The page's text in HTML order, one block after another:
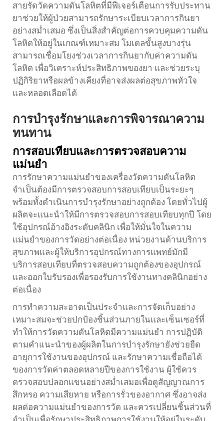
สายรัดวัดความดันโลหิตที่มีฟีเจอร์เตือนการรับประทาน
ยาช่วยให้ผู้ป่วยสามารถรักษาระเบียบเวลาการกินยา
อย่างสม่ำเสมอ ซึ่งเป็นสิ่งสำคัญต่อการควบคุมความดัน
โลหิตให้อยู่ในเกณฑ์เหมาะสม โมเดลขั้นสูงบางรุ่น
สามารถเชื่อมโยงช่วงเวลาการกินยากับค่าความดัน
โลหิต เพื่อวิเคราะห์ประสิทธิภาพของยา และช่วยระบุ
ปฏิกิริยาหรือผลข้างเคียงที่อาจส่งผลต่อสุขภาพหัวใจ
และหลอดเลือดได้
การบำรุงรักษาและการพิจารณาความ
ทนทาน
การสอบเทียบและการตรวจสอบความ
แม่นยำ
การรักษาความแม่นยำของเครื่องวัดความดันโลหิต
จำเป็นต้องมีการตรวจสอบการสอบเทียบเป็นระยะๆ
พร้อมทั้งดำเนินการบำรุงรักษาอย่างถูกต้อง โดยทั่วไปผู้
ผลิตจะแนะนำให้มีการตรวจสอบการสอบเทียบทุกปี โดย
ใช้อุปกรณ์อ้างอิงระดับคลินิก เพื่อให้มั่นใจในความ
แม่นยำของการวัดอย่างต่อเนื่อง หน่วยงานด้านบริการ
สุขภาพและผู้ให้บริการอุปกรณ์ทางการแพทย์มักมี
บริการสอบเทียบที่ตรวจสอบความถูกต้องของอุปกรณ์
และออกใบรับรองเพื่อรองรับการใช้งานทางคลินิกอย่าง
ต่อเนื่อง
การทำความสะอาดเป็นประจำและการจัดเก็บอย่าง
เหมาะสมจะช่วยปกป้องชิ้นส่วนภายในและเซ็นเซอร์ที่
ทำให้การวัดความดันโลหิตมีความแม่นยำ การปฏิบัติ
ตามคำแนะนำของผู้ผลิตในการบำรุงรักษายังช่วยยืด
อายุการใช้งานของอุปกรณ์ และรักษาความเชื่อถือได้
ของการวัดค่าตลอดหลายปีของการใช้งาน ผู้ใช้ควร
ตรวจสอบปลอกแขนอย่างสม่ำเสมอเพื่อดูสัญญาณการ
สึกหรอ ความเสียหาย หรือการรั่วของอากาศ ซึ่งอาจส่ง
ผลต่อความแม่นยำของการวัด และควรเปลี่ยนชิ้นส่วนที่